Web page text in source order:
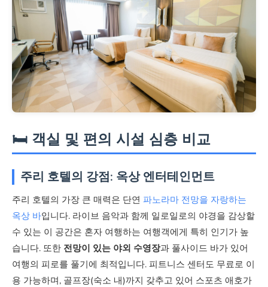
🛏️ 객실 및 편의 시설 심층 비교
주리 호텔의 강점: 옥상 엔터테인먼트
주리 호텔의 가장 큰 매력은 단연 파노라마 전망을 자랑하는
옥상 바입니다. 라이브 음악과 함께 일로일로의 야경을 감상할
수 있는 이 공간은 혼자 여행하는 여행객에게 특히 인기가 높
습니다. 또한 전망이 있는 야외 수영장과 풀사이드 바가 있어
여행의 피로를 풀기에 최적입니다. 피트니스 센터도 무료로 이
용 가능하며, 골프장(숙소 내)까지 갖추고 있어 스포츠 애호가